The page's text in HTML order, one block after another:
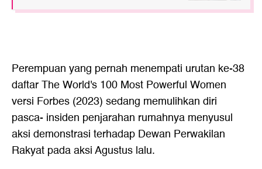
Perempuan yang pernah menempati urutan ke-38
daftar The World's 100 Most Powerful Women
versi Forbes (2023) sedang memulihkan diri
pasca- insiden penjarahan rumahnya menyusul
aksi demonstrasi terhadap Dewan Perwakilan
Rakyat pada aksi Agustus lalu.